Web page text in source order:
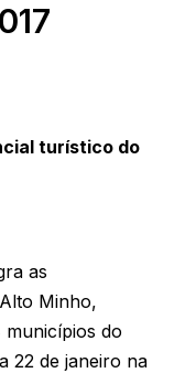
turístico do
as
Minho,
do
22 de janeiro na